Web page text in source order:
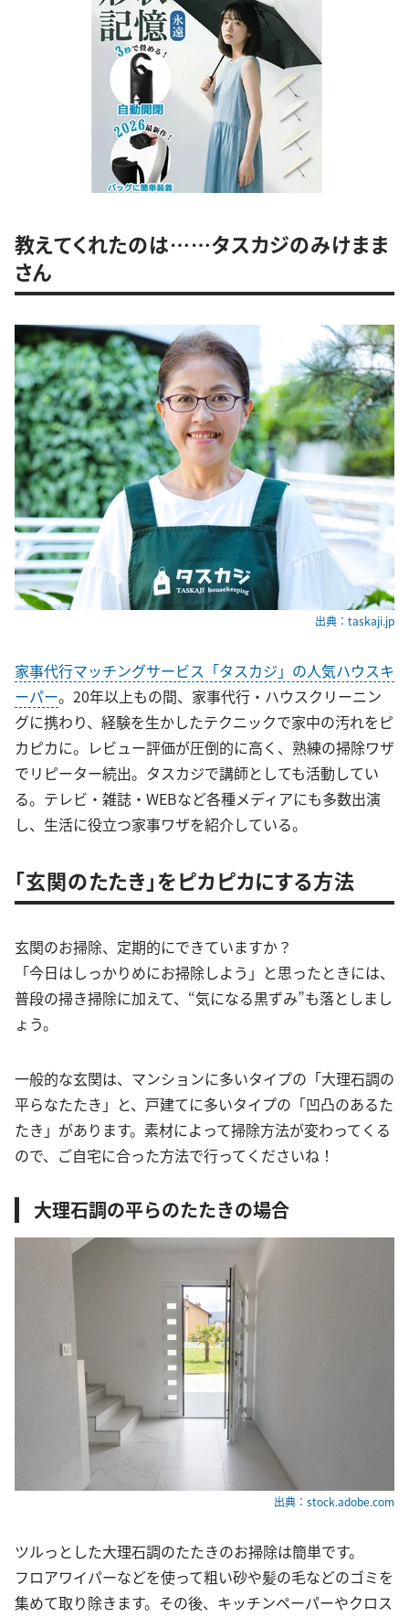
教えてくれたのは……タスカジのみけまま
さん
出典：taskaji.jp
家事代行マッチングサービス「タスカジ」の人気ハウスキ
ーパー。20年以上もの間、家事代行・ハウスクリーニン
グに携わり、経験を生かしたテクニックで家中の汚れをピ
カピカに。レビュー評価が圧倒的に高く、熟練の掃除ワザ
でリピーター続出。タスカジで講師としても活動してい
る。テレビ・雑誌・WEBなど各種メディアにも多数出演
し、生活に役立つ家事ワザを紹介している。
「玄関のたたき」をピカピカにする方法
玄関のお掃除、定期的にできていますか？
「今日はしっかりめにお掃除しよう」と思ったときには、
普段の掃き掃除に加えて、“気になる黒ずみ”も落としまし
ょう。
一般的な玄関は、マンションに多いタイプの「大理石調の
平らなたたき」と、戸建てに多いタイプの「凹凸のあるた
たき」があります。素材によって掃除方法が変わってくる
ので、ご自宅に合った方法で行ってくださいね！
大理石調の平らのたたきの場合
出典：stock.adobe.com
ツルっとした大理石調のたたきのお掃除は簡単です。
フロアワイパーなどを使って粗い砂や髪の毛などのゴミを
集めて取り除きます。その後、キッチンペーパーやクロス